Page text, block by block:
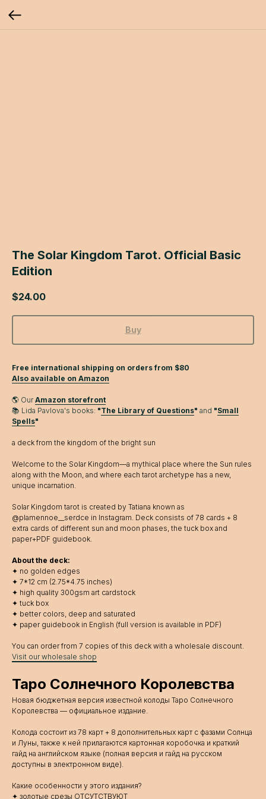
The Solar Kingdom Tarot. Official Basic
Edition
$24.00
Buy
Free international shipping on orders from $80
Also available on Amazon
🌎 OurAmazon storefront
📚 Lida Pavlova's books: "The Library of Questions" and "Small
Spells"
a deck from the kingdom of the bright sun
Welcome to the Solar Kingdom—a mythical place where the Sun rules
along with the Moon, and where each tarot archetype has a new,
unique incarnation.
Solar Kingdom tarot is created by Tatiana known as
@plamennoe__serdce in Instagram. Deck consists of 78 cards + 8
extra cards of different sun and moon phases, the tuck box and
paper+PDF guidebook.
About the deck:
✦ no golden edges
✦ 7*12 cm (2.75*4.75 inches)
✦ high quality 300gsm art cardstock
✦ tuck box
✦ better colors, deep and saturated
✦ paper guidebook in English (full version is available in PDF)
You can order from 7 copies of this deck with a wholesale discount.
Visit our wholesale shop
Таро Солнечного Королевства
Новая бюджетная версия известной колоды Таро Солнечного
Королевства — официальное издание.
Колода состоит из 78 карт + 8 дополнительных карт с фазами Солнца
и Луны, также к ней прилагаются картонная коробочка и краткий
гайд на английском языке (полная версия и гайд на русском
доступны в электронном виде).
Какие особенности у этого издания?
✦ золотые срезы ОТСУТСТВУЮТ